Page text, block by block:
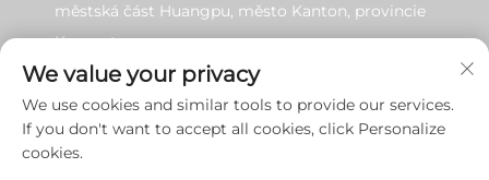
městská část Huangpu, město Kanton, provincie
Kuang-tung
+86-17585526413
[email protected]
We value your privacy
We use cookies and similar tools to provide our services.
If you don't want to accept all cookies, click Personalize
cookies.